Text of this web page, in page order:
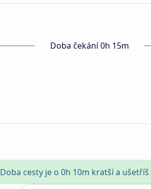
Doba čekání 0h 15m
Doba cesty je o 0h 10m kratší a ušetříš